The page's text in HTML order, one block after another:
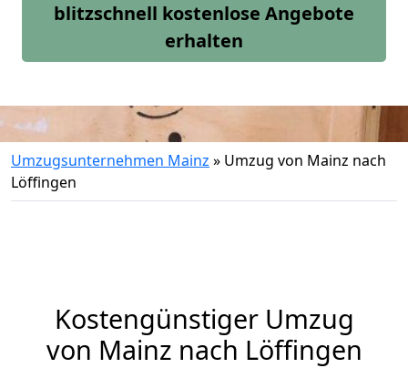
blitzschnell kostenlose Angebote
erhalten
Umzugsunternehmen Mainz » Umzug von Mainz nach
Löffingen
Kostengünstiger Umzug
von Mainz nach Löffingen